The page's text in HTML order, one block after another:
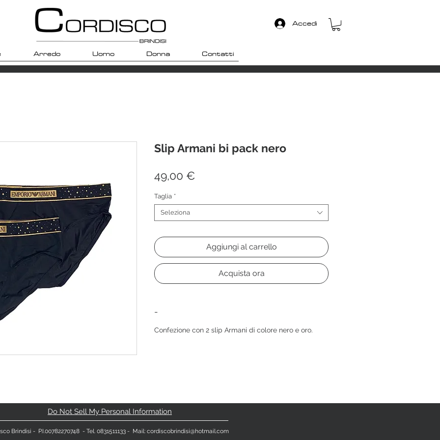
Arredo Uomo Donna Contatti
Accedi
Slip Armani bi pack nero
49,00 €
Taglia *
Seleziona
Aggiungi al carrello
Acquista ora
-
Confezione con 2 slip Armani di colore nero e oro.
Do Not Sell My Personal Information
Brindisi - P.I.00782270748 - Tel. 0831511133 - Mail: cordiscobrindisi@hotmail.com